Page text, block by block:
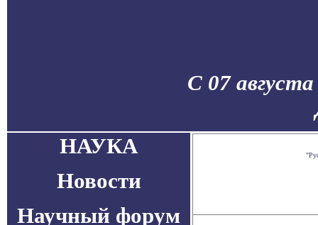
С 07
НАУКА
Новости
Научный форум